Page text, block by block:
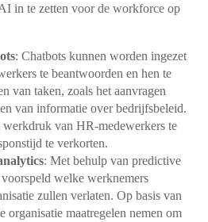
in te zetten voor de workforce op
: Chatbots kunnen worden ingezet
te beantwoorden en hen te
van taken, zoals het aanvragen
van informatie over bedrijfsbeleid.
van HR-medewerkers te
te verkorten.
: Met behulp van predictive
welke werknemers
zullen verlaten. Op basis van
organisatie maatregelen nemen om